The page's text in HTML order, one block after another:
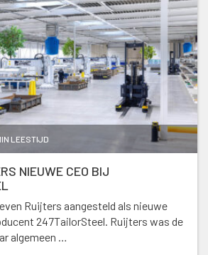
LEESTIJD
NIEUWE CEO BIJ
Ruijters aangesteld als nieuwe
247TailorSteel. Ruijters was de
algemeen …